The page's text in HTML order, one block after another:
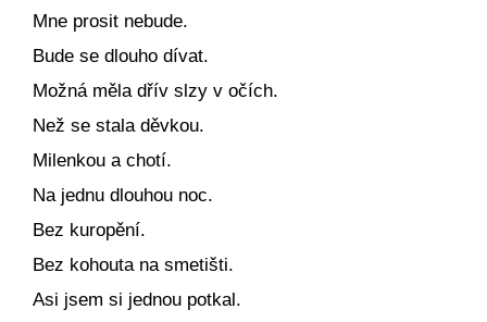
Mne prosit nebude.
Bude se dlouho dívat.
Možná měla dřív slzy v očích.
Než se stala děvkou.
Milenkou a chotí.
Na jednu dlouhou noc.
Bez kuropění.
Bez kohouta na smetišti.
Asi jsem si jednou potkal.